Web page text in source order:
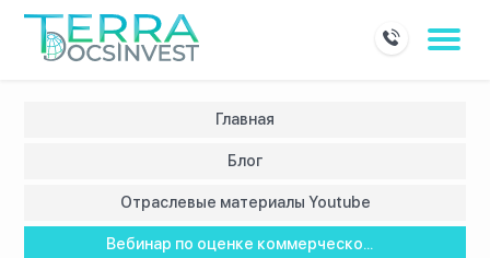
Главная
Блог
Отраслевые материалы Youtube
Вебинар по оценке коммерческо...